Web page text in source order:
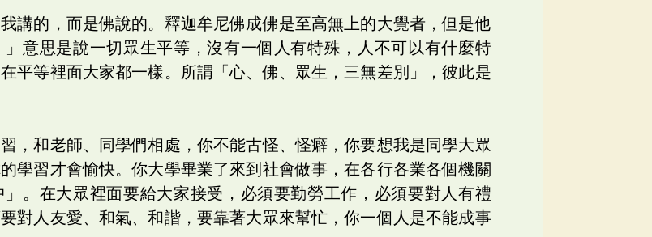
講的，而是佛說的。釋迦牟尼佛成佛是至高無上的大覺者，但是他
意思是說一切眾生平等，沒有一個人有特殊，人不可以有什麼特
平等裡面大家都一樣。所謂「心、佛、眾生，三無差別」，彼此是
，和老師、同學們相處，你不能古怪、怪癖，你要想我是同學大眾
學習才會愉快。你大學畢業了來到社會做事，在各行各業各個機關
。在大眾裡面要給大家接受，必須要勤勞工作，必須要對人有禮
對人友愛、和氣、和諧，要靠著大眾來幫忙，你一個人是不能成事